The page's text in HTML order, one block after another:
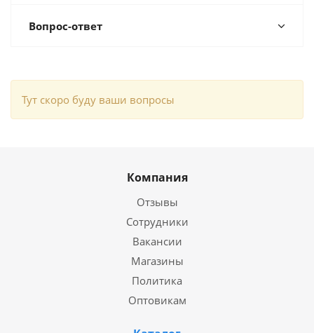
Вопрос-ответ
Тут скоро буду ваши вопросы
Компания
Отзывы
Сотрудники
Вакансии
Магазины
Политика
Оптовикам